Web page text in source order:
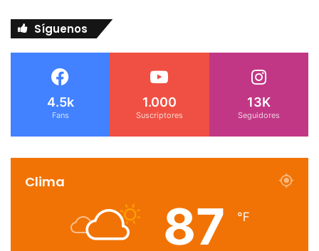
Síguenos
4.5k
Fans
1.000
Suscriptores
13K
Seguidores
Clima
87 ℉